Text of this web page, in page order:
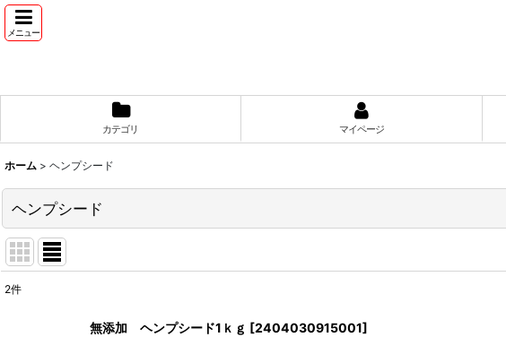
メニュー
カテゴリ マイページ
ホーム > ヘンプシード
ヘンプシード
2件
無添加 ヘンプシード1ｋｇ [2404030915001]